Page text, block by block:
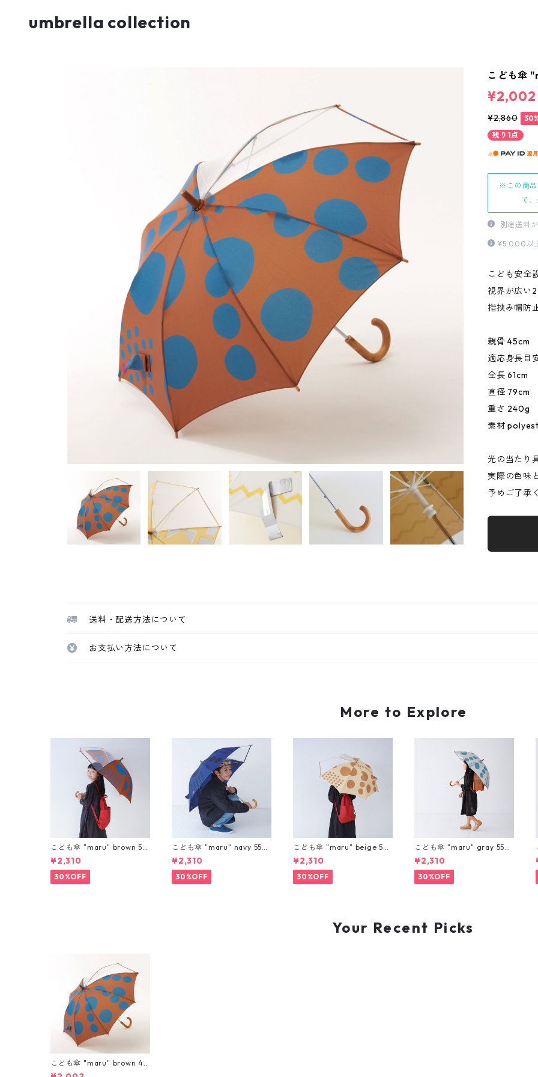
umbrella collection
こども傘
¥2,002
¥2,860
残り1点
※この商品
て
別途送料
¥5,000以
こども安全
視界が広い
指挟み帽防
親骨 45cm
適応身長目
全長 61cm
直径 79cm
重さ 240g
素材
光の当たり
実際の色味
予めご了承
送料・配送方法について
お支払い方法について
More to Explore
こども傘 "maru" brown 55
cm
¥2,310
30%OFF
こども傘 "maru" navy 55c
m
¥2,310
30%OFF
こども傘 "maru" beige 55c
m
¥2,310
30%OFF
こども傘 "maru" gray 55c
m
¥2,310
30%OFF
Your Recent Picks
こども傘 "maru" brown 45
cm